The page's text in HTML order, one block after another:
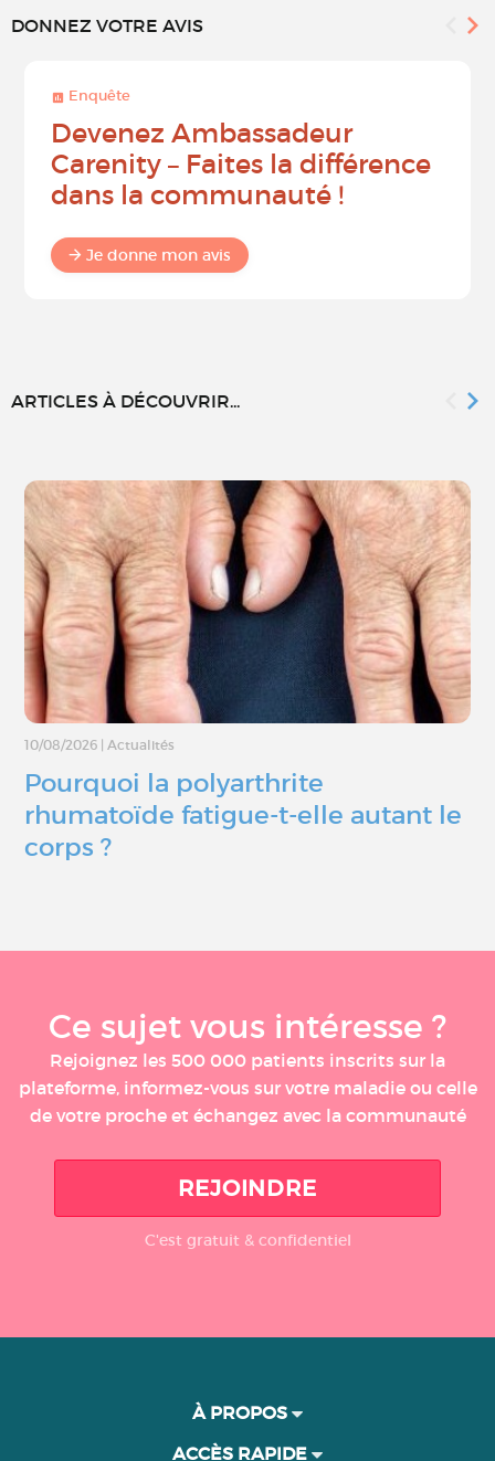
DONNEZ VOTRE AVIS
Enquête
Devenez Ambassadeur
Carenity – Faites la différence
dans la communauté !
Je donne mon avis
ARTICLES À DÉCOUVRIR...
10/08/2026 Actualités
Pourquoi la polyarthrite
rhumatoïde fatigue-t-elle autant le
corps ?
Ce sujet vous intéresse ?
Rejoignez les 500 000 patients inscrits sur la
plateforme, informez-vous sur votre maladie ou celle
de votre proche et échangez avec la communauté
REJOINDRE
C'est gratuit & confidentiel
À PROPOS
ACCÈS RAPIDE